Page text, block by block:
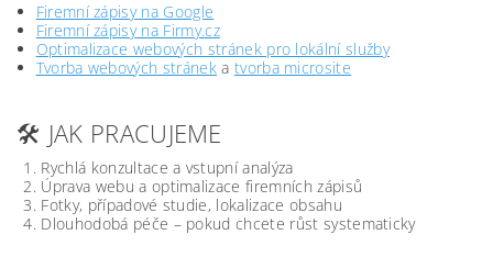
Firemní zápisy na Google
Firemní zápisy na Firmy.cz
Optimalizace webových stránek pro lokální služby
Tvorba webových stráneka tvorba microsite
🛠️ JAK PRACUJEME
Rychlá konzultace a vstupní analýza
Úprava webu a optimalizace firemních zápisů
Fotky, případové studie, lokalizace obsahu
Dlouhodobá péče – pokud chcete růst systematicky